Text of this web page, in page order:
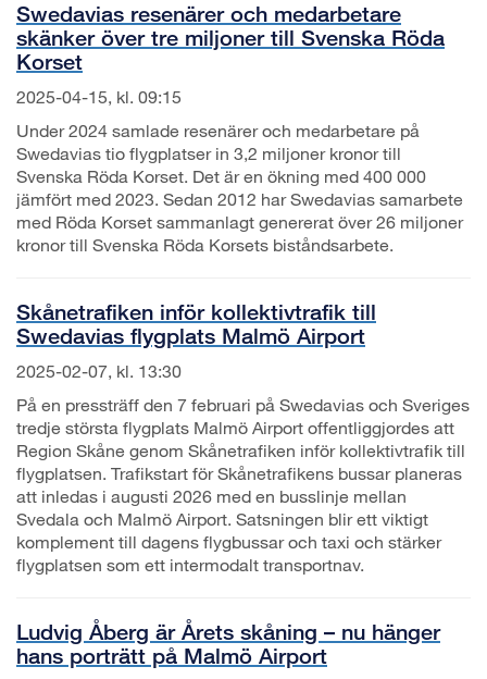
Swedavias resenärer och medarbetare
skänker över tre miljoner till Svenska Röda
Korset
2025-04-15, kl. 09:15
Under 2024 samlade resenärer och medarbetare på
Swedavias tio flygplatser in 3,2 miljoner kronor till
Svenska Röda Korset. Det är en ökning med 400 000
jämfört med 2023. Sedan 2012 har Swedavias samarbete
med Röda Korset sammanlagt genererat över 26 miljoner
kronor till Svenska Röda Korsets biståndsarbete.
Skånetrafiken inför kollektivtrafik till
Swedavias flygplats Malmö Airport
2025-02-07, kl. 13:30
På en pressträff den 7 februari på Swedavias och Sveriges
tredje största flygplats Malmö Airport offentliggjordes att
Region Skåne genom Skånetrafiken inför kollektivtrafik till
flygplatsen. Trafikstart för Skånetrafikens bussar planeras
att inledas i augusti 2026 med en busslinje mellan
Svedala och Malmö Airport. Satsningen blir ett viktigt
komplement till dagens flygbussar och taxi och stärker
flygplatsen som ett intermodalt transportnav.
Ludvig Åberg är Årets skåning – nu hänger
hans porträtt på Malmö Airport